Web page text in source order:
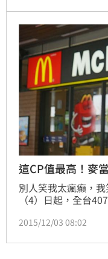
打槍的機率一樣高
這CP值最高！麥
別人笑我太瘋癲，
（4）日起，全台
地立刻拿出計算機，
容你再錯過」的超
2015/12/03 08:02